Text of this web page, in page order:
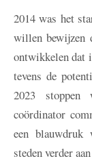
2014 was het
willen bewijzen
ontwikkelen dat
tevens de
2023 stoppen
coördinator
een blauwdruk
steden verder